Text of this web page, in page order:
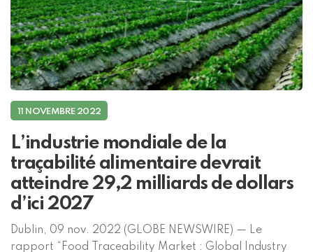
11 NOVEMBRE 2022
L’industrie mondiale de la
traçabilité alimentaire devrait
atteindre 29,2 milliards de dollars
d’ici 2027
Dublin, 09 nov. 2022 (GLOBE NEWSWIRE) — Le
rapport “Food Traceability Market : Global Industry